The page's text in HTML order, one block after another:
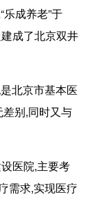
成养老”于
成了北京双井
北京市基本医
别,同时又与
医院,主要考
需求,实现医疗